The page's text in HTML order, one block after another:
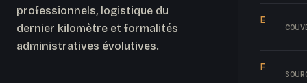
professionnels, logistique du
dernier kilomètre et formalités
administratives évolutives.
E
F